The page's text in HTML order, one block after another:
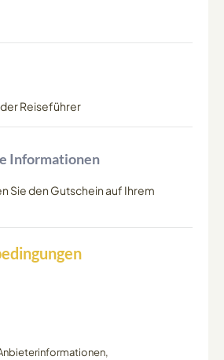
Reiseführer
Informationen
Sie den Gutschein auf Ihrem